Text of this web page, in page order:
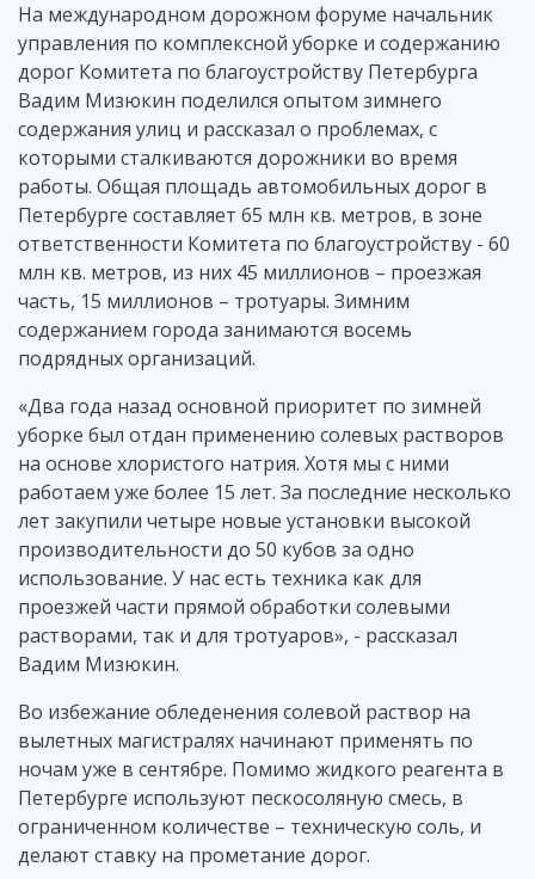
На международном дорожном форуме начальник
управления по комплексной уборке и содержанию
дорог Комитета по благоустройству Петербурга
Вадим Мизюкин поделился опытом зимнего
содержания улиц и рассказал о проблемах, с
которыми сталкиваются дорожники во время
работы. Общая площадь автомобильных дорог в
Петербурге составляет 65 млн кв. метров, в зоне
ответственности Комитета по благоустройству - 60
млн кв. метров, из них 45 миллионов – проезжая
часть, 15 миллионов – тротуары. Зимним
содержанием города занимаются восемь
подрядных организаций.
«Два года назад основной приоритет по зимней
уборке был отдан применению солевых растворов
на основе хлористого натрия. Хотя мы с ними
работаем уже более 15 лет. За последние несколько
лет закупили четыре новые установки высокой
производительности до 50 кубов за одно
использование. У нас есть техника как для
проезжей части прямой обработки солевыми
растворами, так и для тротуаров», - рассказал
Вадим Мизюкин.
Во избежание обледенения солевой раствор на
вылетных магистралях начинают применять по
ночам уже в сентябре. Помимо жидкого реагента в
Петербурге используют пескосоляную смесь, в
ограниченном количестве – техническую соль, и
делают ставку на прометание дорог.